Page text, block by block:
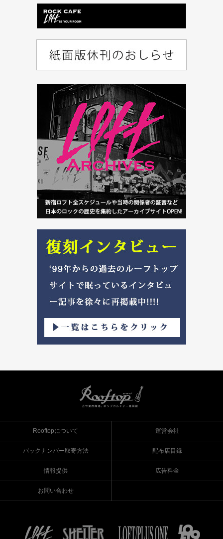
Rooftopについて 運営会社
バックナンバー取寄方法 配布店目録
情報提供 広告料金
お問い合わせ